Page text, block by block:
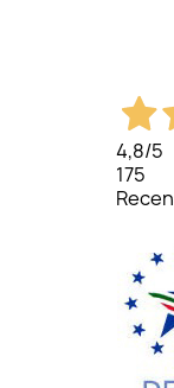
4,8/5
175